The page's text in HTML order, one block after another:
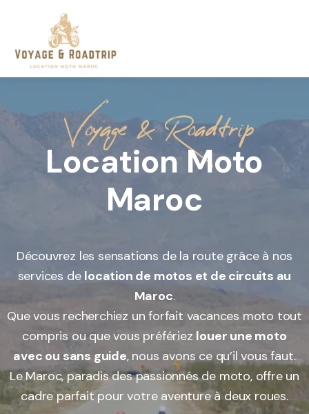
Voyage & Roadtrip
Location Moto
Maroc
Découvrez les sensations de la route grâce à nos
services de location de motos et de circuits au
Maroc.
Que vous recherchiez un forfait vacances moto tout
compris ou que vous préfériez louer une moto
avec ou sans guide, nous avons ce qu’il vous faut.
Le Maroc, paradis des passionnés de moto, offre un
cadre parfait pour votre aventure à deux roues.